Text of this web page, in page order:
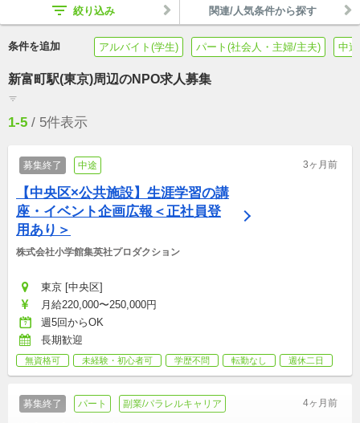
filter_list 絞り込み 関連/人気条件から探す
条件を追加 アルバイト(学生) パート(社会人・主婦/主夫) 中
新富町駅(東京)周辺のNPO求人募集
filter_list
1-5 / 5件表示
募集終了 中途 3ヶ月前
【中央区×公共施設】生涯学習の講
座・イベント企画広報＜正社員登
用あり＞
株式会社小学館集英社プロダクション
東京 [中央区]
月給220,000〜250,000円
週5回からOK
長期歓迎
無資格可 未経験・初心者可 学歴不問 転勤なし 週休二日
募集終了 パート 副業/パラレルキャリア 4ヶ月前